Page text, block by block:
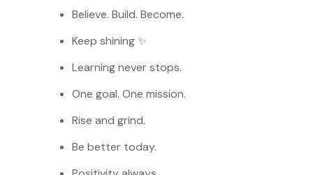
Believe. Build. Become.
Keep shining ✨
Learning never stops.
One goal. One mission.
Rise and grind.
Be better today.